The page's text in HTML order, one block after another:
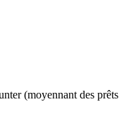
(moyennant des prêts